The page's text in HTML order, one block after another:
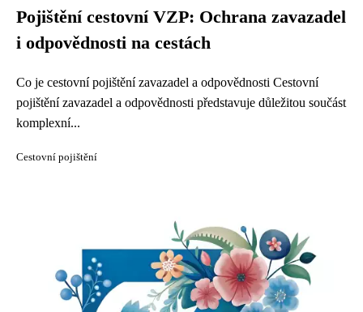
Pojištění cestovní VZP: Ochrana zavazadel
i odpovědnosti na cestách
Co je cestovní pojištění zavazadel a odpovědnosti Cestovní
pojištění zavazadel a odpovědnosti představuje důležitou součást
komplexní...
Cestovní pojištění